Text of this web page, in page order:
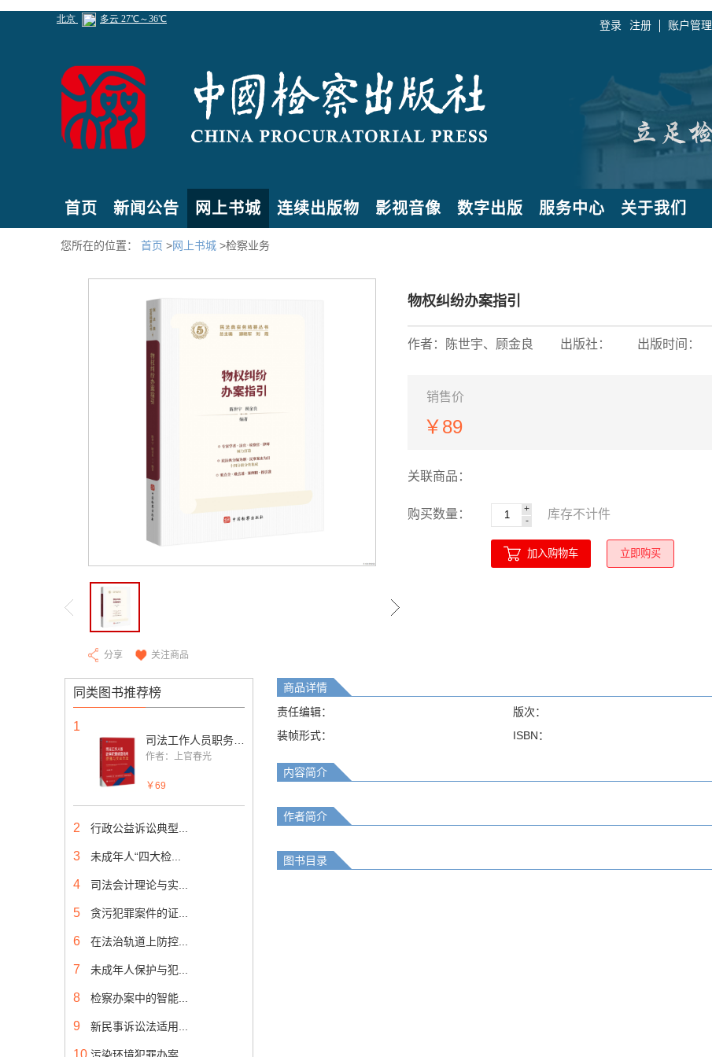
登录 注册 账户管理
首页 新闻公告 网上书城 连续出版物 影视音像 数字出版 服务中心 关于我们
您所在的位置： 首页 >网上书城 >检察业务
分享 关注商品
物权纠纷办案指引
作者：陈世宇、顾金良 出版社： 出版时间：
销售价
￥89
关联商品：
购买数量：
+
-
库存不计件
加入购物车 立即购买
同类图书推荐榜
1
作者：上官春光
￥69
2 行政公益诉讼典型...
3 未成年人“四大检...
4 司法会计理论与实...
5 贪污犯罪案件的证...
6 在法治轨道上防控...
7 未成年人保护与犯...
8 检察办案中的智能...
9 新民事诉讼法适用...
10
商品详情
责任编辑：
版次：
装帧形式：
ISBN：
内容简介
作者简介
图书目录